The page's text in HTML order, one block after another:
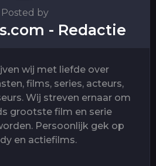
Posted by
- Redactie
wij met liefde over
films, series, acteurs,
Wij streven ernaar om
grootste film en serie
Persoonlijk gek op
en actiefilms.